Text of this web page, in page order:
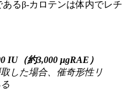
るβ-カロテンは体内でレチ
IU（約3,000 µgRAE）
した場合、催奇形性リ